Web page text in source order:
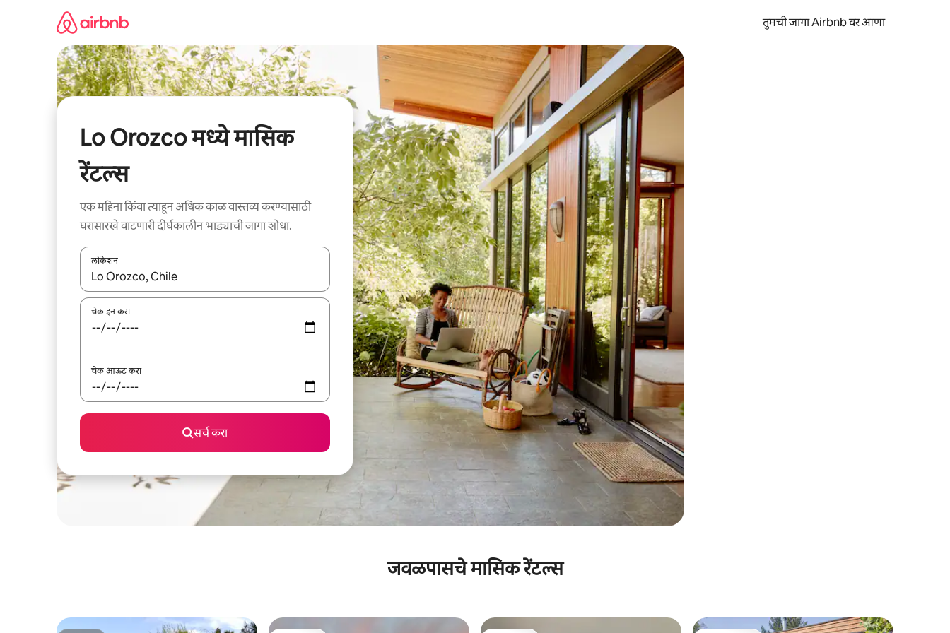
तुमची जागा Airbnb वर आणा
Lo Orozco मध्ये मासिक
रेंटल्स
एक महिना किंवा त्याहून अधिक काळ वास्तव्य करण्यासाठी
घरासारखे वाटणारी दीर्घकालीन भाड्याची जागा शोधा.
लोकेशन
जेव्हा परिणाम उपलब्ध असतील, तेव्हा वरच्या आणि खाली बाणांच्या किजसह नेव्हिगेट करा किंवा स्पर्शाने स्वाइप जेश्चर्स वापरून एक्सप्लोर करा.
चेक इन करा
चेक आऊट करा
सर्च करा
जवळपासचे मासिक रेंटल्स